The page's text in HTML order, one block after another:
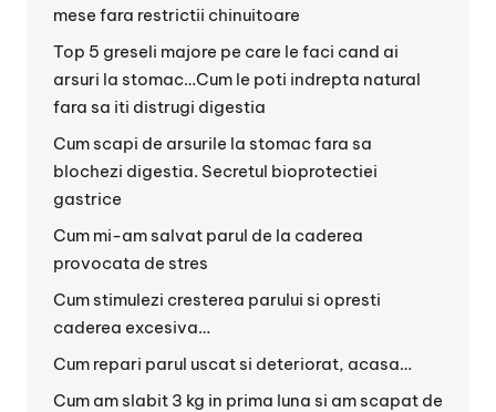
mese fara restrictii chinuitoare
Top 5 greseli majore pe care le faci cand ai
arsuri la stomac…Cum le poti indrepta natural
fara sa iti distrugi digestia
Cum scapi de arsurile la stomac fara sa
blochezi digestia. Secretul bioprotectiei
gastrice
Cum mi-am salvat parul de la caderea
provocata de stres
Cum stimulezi cresterea parului si opresti
caderea excesiva…
Cum repari parul uscat si deteriorat, acasa…
Cum am slabit 3 kg in prima luna si am scapat de